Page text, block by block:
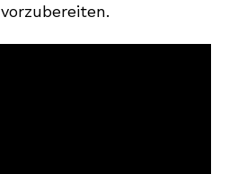
vorzubereiten.